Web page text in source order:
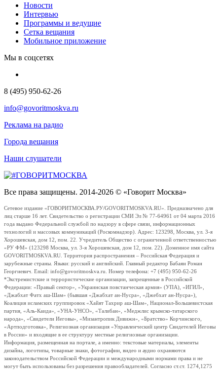
Новости
Интервью
Программы и ведущие
Сетка вещания
Мобильное приложение
Мы в соцсетях
8 (495) 950-62-26
info@govoritmoskva.ru
Реклама на радио
Города вещания
Наши слушатели
Все права защищены. 2014-2026 © «Говорит Москва»
Сетевое издание «ГОВОРИТМОСКВА.РУ/GOVORITMOSKVA.RU». Предназначено для
лиц старше 16 лет. Свидетельство о регистрации СМИ Эл № 77-64961 от 04 марта 2016
года выдано Федеральной службой по надзору в сфере связи, информационных
технологий и массовых коммуникаций (Роскомнадзор). Адрес: 123298, Москва, ул. 3-я
Хорошевская, дом 12, пом. 22. Учредитель Общество с ограниченной ответственностью
«РУ ФМ» (123298 Москва, ул. 3-я Хорошевская, дом 12, пом. 22). Доменное имя сайта
GOVORITMOSKVA.RU. Территория распространения – Российская Федерация и
зарубежные страны. Языки: русский и английский. Главный редактор Бабаян Роман
Георгиевич. Email: info@govoritmoskva.ru. Номер телефона: +7 (495) 950-62-26
*Экстремистские и террористические организации, запрещенные в Российской
Федерации: «Правый сектор», «Украинская повстанческая армия» (УПА), «ИГИЛ»,
«Джабхат Фатх аш-Шам» (бывшая «Джабхат ан-Нусра», «Джебхат ан-Нусра»),
Коалиция исламских группировок «Хайят Тахрир аш-Шам», Национал-Большевистская
партия, «Аль-Каида», «УНА-УНСО», «Талибан», «Меджлис крымско-татарского
народа», «Свидетели Иеговы», «Мизантропик Дивижн», «Братство» Корчинского,
«Артподготовка», Религиозная организация «Управленческий центр Свидетелей Иеговы
в России» и входящие в ее структуру местные религиозные организации.
Информация, размещенная на портале, а именно: текстовые материалы, элементы
дизайна, логотипы, товарные знаки, фотографии, видео и аудио охраняются
законодательством Российской Федерации и международными нормами права и не
могут быть использованы без разрешения правообладателей. Согласно ст.ст. 1274,1275